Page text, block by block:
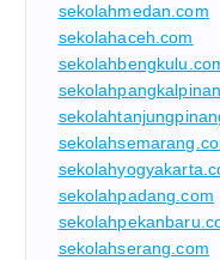
sekolahmedan.com
sekolahaceh.com
sekolahpadang.com
sekolahserang.com